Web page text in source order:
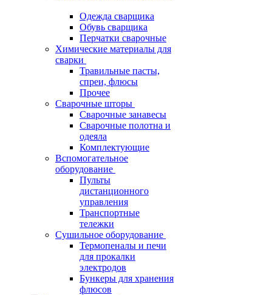
Одежда сварщика
Обувь сварщика
Перчатки сварочные
Химические материалы для
сварки
Травильные пасты,
спреи, флюсы
Прочее
Сварочные шторы
Сварочные занавесы
Сварочные полотна и
одеяла
Комплектующие
Вспомогательное
оборудование
Пульты
дистанционного
управления
Транспортные
тележки
Сушильное оборудование
Термопеналы и печи
для прокалки
электродов
Бункеры для хранения
флюсов